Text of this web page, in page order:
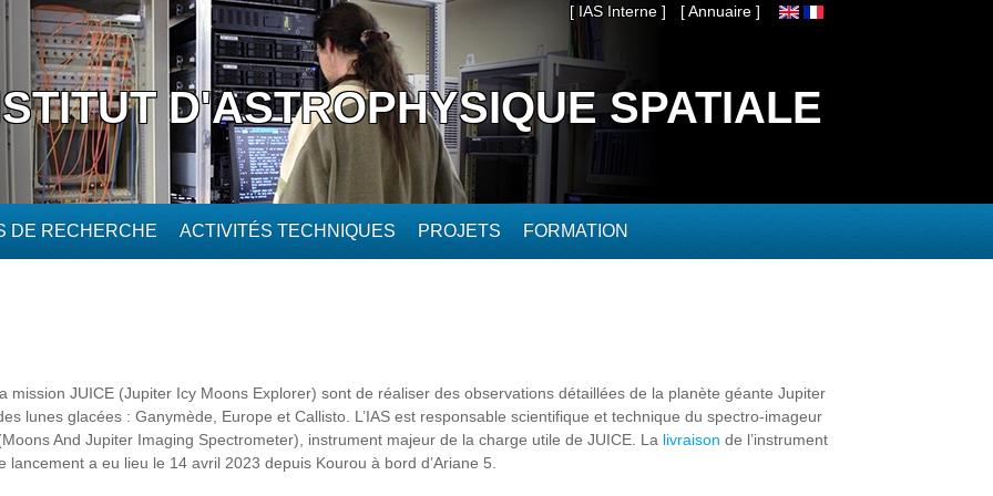
[ IAS Interne ] [ Annuaire ]
D'ASTROPHYSIQUE SPATIALE
DE RECHERCHE ACTIVITÉS TECHNIQUES PROJETS FORMATION
mission JUICE (Jupiter Icy Moons Explorer) sont de réaliser des observations détaillées de la planète géante Jupiter
lunes glacées : Ganymède, Europe et Callisto. L’IAS est responsable scientifique et technique du spectro-imageur
And Jupiter Imaging Spectrometer), instrument majeur de la charge utile de JUICE. La livraison de l’instrument
a eu lieu le 14 avril 2023 depuis Kourou à bord d’Ariane 5.